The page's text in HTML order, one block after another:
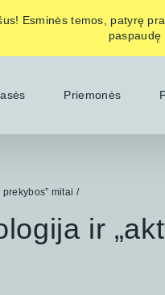
Esminės temos, patyrę
paspaudę
Priemonės
mitai /
ir